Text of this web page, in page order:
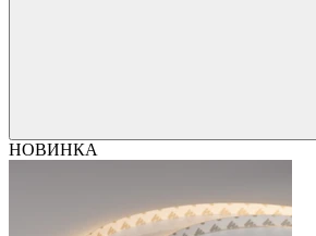
НОВИНКА